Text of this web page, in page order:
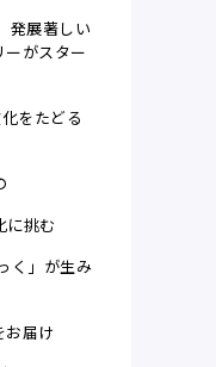
発展著しい
がスター
をたどる
に挑む
く」が生み
お届け